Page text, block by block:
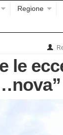
Regione
le